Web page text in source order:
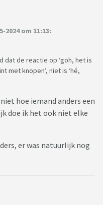
2024 om 11:13:
dat de reactie op ‘goh, het is
met knopen’, niet is ‘hé,
hoe iemand anders een
doe ik het ook niet elke
er was natuurlijk nog